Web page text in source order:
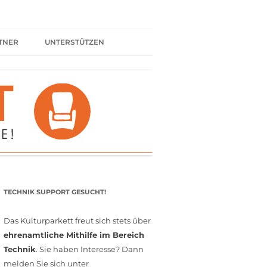
UNTERSTÜTZEN
SPENDEN
FÖRDERMITGLIED WERDEN
MITGLIEDSCHAFT
TECHNIK SUPPORT GESUCHT!
Das Kulturparkett freut sich stets über
ehrenamtliche Mithilfe im Bereich
Technik. Sie haben Interesse? Dann
melden Sie sich unter